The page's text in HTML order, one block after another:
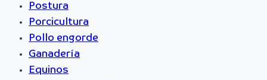
Postura
Porcicultura
Pollo engorde
Ganadería
Equinos